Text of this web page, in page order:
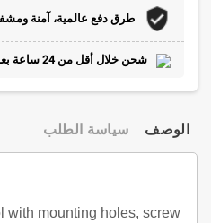
طرق دفع عالمية، آمنة
شحن خلال أقل من 24 ساعة بعد اتمام الطلب.
الوصف سياسة الطلب
with mounting holes, screw